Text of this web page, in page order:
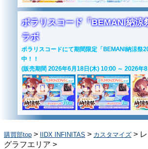
ポラリスコード「BEMANI納涼
ラボ
ポラリスコードにて期間限定「BEMANI納涼祭
中！！
(販売期間 2026年6月18日(木) 10:00 ～ 2026年
購買部top > IIDX INFINITAS > カスタマイズ >
グラフエリア >